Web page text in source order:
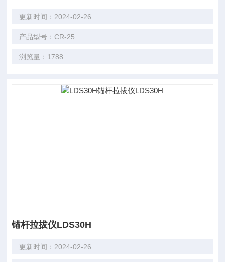
更新时间：2024-02-26
产品型号：CR-25
浏览量：1788
锚杆拉拔仪LDS30H
更新时间：2024-02-26